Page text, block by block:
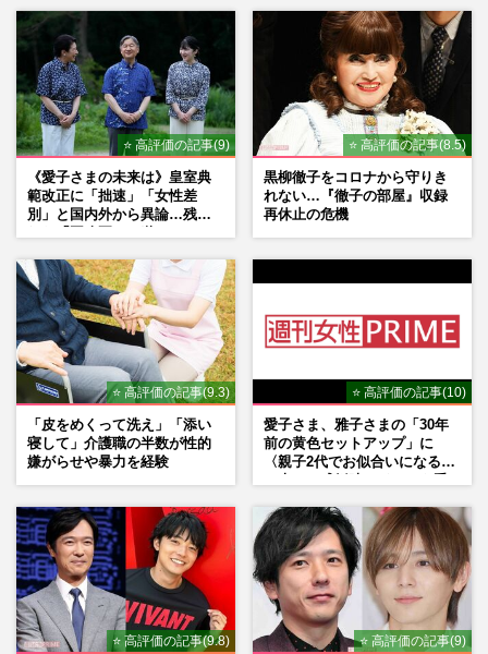
グッズ2500円「チャームセット」が即完
売、ヨッシー・ちいかわ並の“…
週刊女性PRIME 2026/6/28
⭐ 高評価の記事(9)
《愛子さまの未来は》皇室典
範改正に「拙速」「女性差
別」と国内外から異論…残さ
⭐ 高評価の記事(8.5)
黒柳徹子をコロナから守りき
れない…『徹子の部屋』収録
再休止の危機
⭐ 高評価の記事(9.3)
「皮をめくって洗え」「添い
寝して」介護職の半数が性的
嫌がらせや暴力を経験
⭐ 高評価の記事(10)
愛子さま、雅子さまの「30年
前の黄色セットアップ」に
〈親子2代でお似合いになる〉
⭐ 高評価の記事(9.8) ⭐ 高評価の記事(9)